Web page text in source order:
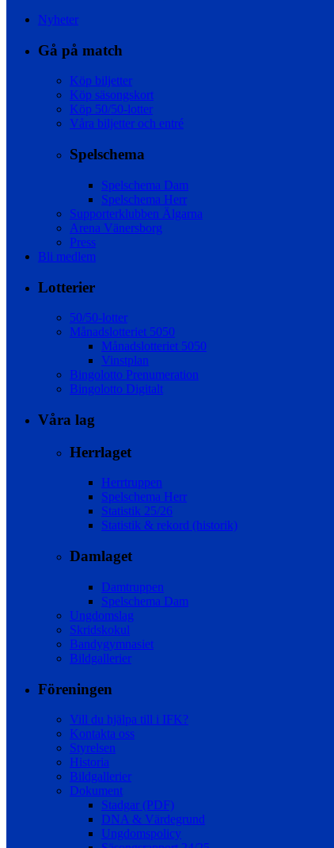
Nyheter
Gå på match
Köp biljetter
Köp säsongskort
Köp 50/50-lotter
Våra biljetter och entré
Spelschema
Spelschema Dam
Spelschema Herr
Supporterklubben Älgarna
Arena Vänersborg
Press
Bli medlem
Lotterier
50/50-lotter
Månadslotteriet 5050
Månadslotteriet 5050
Vinstplan
Bingolotto Prenumeration
Bingolotto Digitalt
Våra lag
Herrlaget
Herrtruppen
Spelschema Herr
Statistik 25/26
Statistik & rekord (historik)
Damlaget
Damtruppen
Spelschema Dam
Ungdomslag
Skridskokul
Bandygymnasiet
Bildgallerier
Föreningen
Vill du hjälpa till i IFK?
Kontakta oss
Styrelsen
Historia
Bildgallerier
Dokument
Stadgar (PDF)
DNA & Värdegrund
Ungdomspolicy